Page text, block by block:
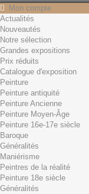
Mon compte
Contact
Français
English
Français
Actualités
Rechercher
Panier (vide)
Aucun produit
Actualités
Nouveautés
Notre sélection
Grandes expositions
Prix réduits
Catalogue d'exposition
Peinture
Peinture antiquité
Peinture Ancienne
Peinture Moyen-Âge
Peinture 16e-17e siècle
Baroque
Généralités
Maniérisme
Peintres de la réalité
Peinture 18e siècle
Généralités